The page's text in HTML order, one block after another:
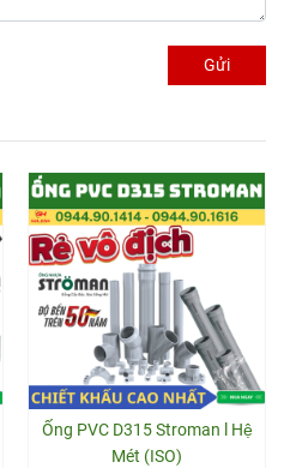
Gửi
Ống PVC D315 Stroman l Hệ
Mét (ISO)